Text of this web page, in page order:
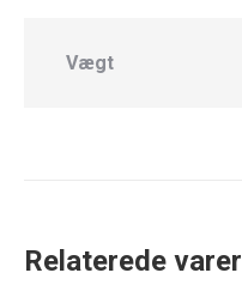
Vægt
Relaterede varer